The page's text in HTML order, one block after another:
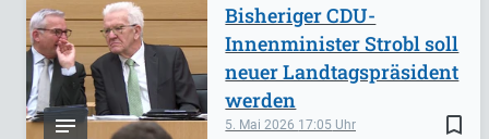
bookmark_border
5. Mai 2026 17:05
Bisheriger CDU-
Innenminister Strobl soll
neuer Landtagspräsident
werden